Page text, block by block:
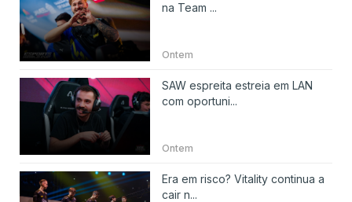
na Team ...
Ontem
SAW espreita estreia em LAN
com oportuni...
Ontem
Era em risco? Vitality continua a
cair n...